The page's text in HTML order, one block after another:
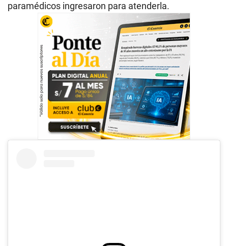
paramédicos ingresaron para atenderla.